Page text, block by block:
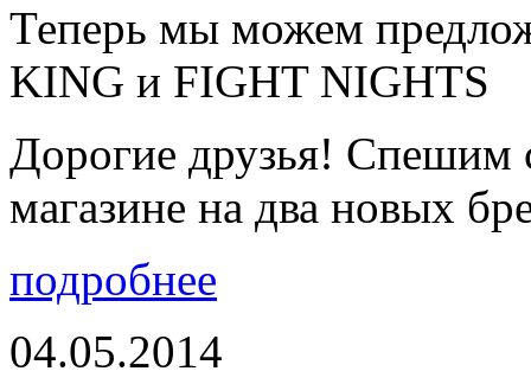
Теперь мы можем
KING и FIGHT NIGHTS
Дорогие друзья! Спешим
магазине на два новых
подробнее
04.05.2014